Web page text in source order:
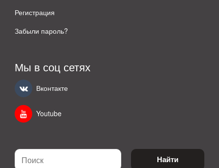
Регистрация
Забыли пароль?
Мы в соц сетях
Вконтакте
Youtube
Найти